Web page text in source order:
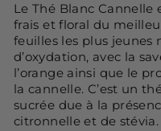
Le Thé Blanc Cannelle
frais et floral du
feuilles les plus jeunes
d’oxydation, avec la
l’orange ainsi que le
la cannelle. C’est un
sucrée due à la
citronnelle et de stévia.